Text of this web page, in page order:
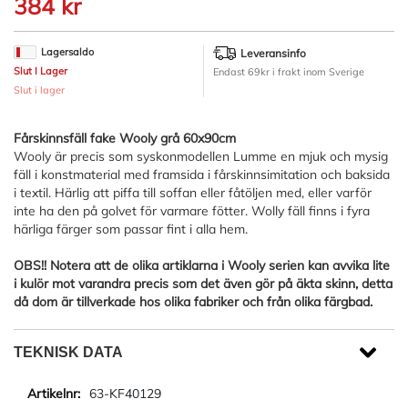
början
av
bildgalleriet
384 kr
Lagersaldo
Slut I Lager
Slut i lager
Leveransinfo
Endast 69kr i frakt inom Sverige
Fårskinnsfäll fake Wooly grå 60x90cm
Wooly är precis som syskonmodellen Lumme en mjuk och mysig
fäll i konstmaterial med framsida i fårskinnsimitation och baksida
i textil. Härlig att piffa till soffan eller fåtöljen med, eller varför
inte ha den på golvet för varmare fötter. Wolly fäll finns i fyra
härliga färger som passar fint i alla hem.
OBS!! Notera att de olika artiklarna i Wooly serien kan avvika lite
i kulör mot varandra precis som det även gör på äkta skinn, detta
då dom är tillverkade hos olika fabriker och från olika färgbad.
TEKNISK DATA
63-KF40129